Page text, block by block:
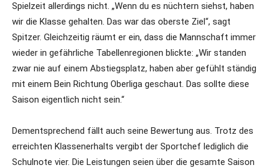
Spielzeit allerdings nicht. „Wenn du es nüchtern siehst, haben
wir die Klasse gehalten. Das war das oberste Ziel“, sagt
Spitzer. Gleichzeitig räumt er ein, dass die Mannschaft immer
wieder in gefährliche Tabellenregionen blickte: „Wir standen
zwar nie auf einem Abstiegsplatz, haben aber gefühlt ständig
mit einem Bein Richtung Oberliga geschaut. Das sollte diese
Saison eigentlich nicht sein.“
Dementsprechend fällt auch seine Bewertung aus. Trotz des
erreichten Klassenerhalts vergibt der Sportchef lediglich die
Schulnote vier. Die Leistungen seien über die gesamte Saison